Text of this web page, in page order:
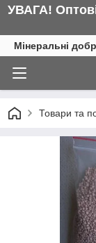
УВАГА!
Мінеральні
Товари та